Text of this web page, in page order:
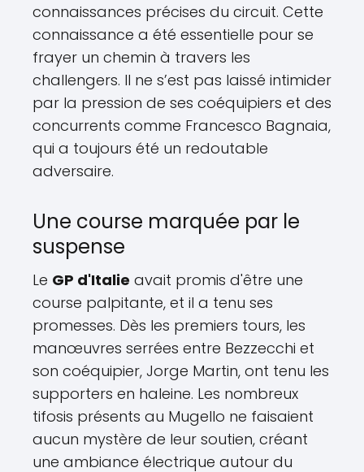
connaissances précises du circuit. Cette
connaissance a été essentielle pour se
frayer un chemin à travers les
challengers. Il ne s’est pas laissé intimider
par la pression de ses coéquipiers et des
concurrents comme Francesco Bagnaia,
qui a toujours été un redoutable
adversaire.
Une course marquée par le
suspense
Le GP d'Italie avait promis d'être une
course palpitante, et il a tenu ses
promesses. Dès les premiers tours, les
manœuvres serrées entre Bezzecchi et
son coéquipier, Jorge Martin, ont tenu les
supporters en haleine. Les nombreux
tifosis présents au Mugello ne faisaient
aucun mystère de leur soutien, créant
une ambiance électrique autour du